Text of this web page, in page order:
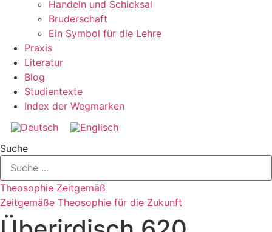
Handeln und Schicksal
Bruderschaft
Ein Symbol für die Lehre
Praxis
Literatur
Blog
Studientexte
Index der Wegmarken
Suche
Theosophie Zeitgemäß
Zeitgemäße Theosophie für die Zukunft